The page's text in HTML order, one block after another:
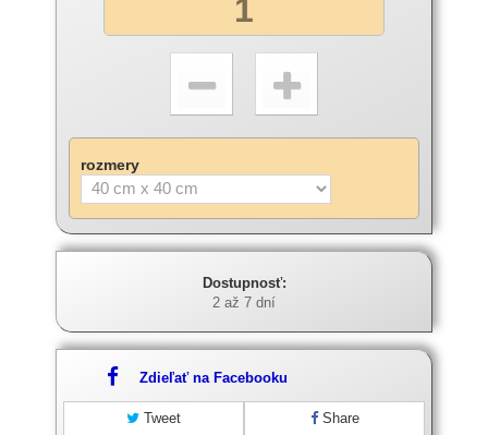
rozmery
Dostupnosť:
2 až 7 dní
Zdieľať na Facebooku
Tweet Share